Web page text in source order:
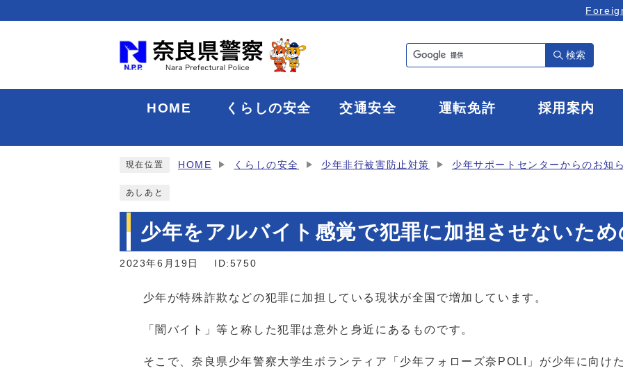
検索
HOME くらしの安全 交通安全 運転免許 採用案内
現在位置 HOME くらしの安全 少年非行被害防止対策 少年サポートセンターからのお知
あしあと
少年をアルバイト感覚で犯罪に加担させないた
2023年6月19日 ID:5750
少年が特殊詐欺などの犯罪に加担している現状が全国で増加しています。
「闇バイト」等と称した犯罪は意外と身近にあるものです。
そこで、奈良県少年警察大学生ボランティア「少年フォローズ奈POLI」が少年に向け